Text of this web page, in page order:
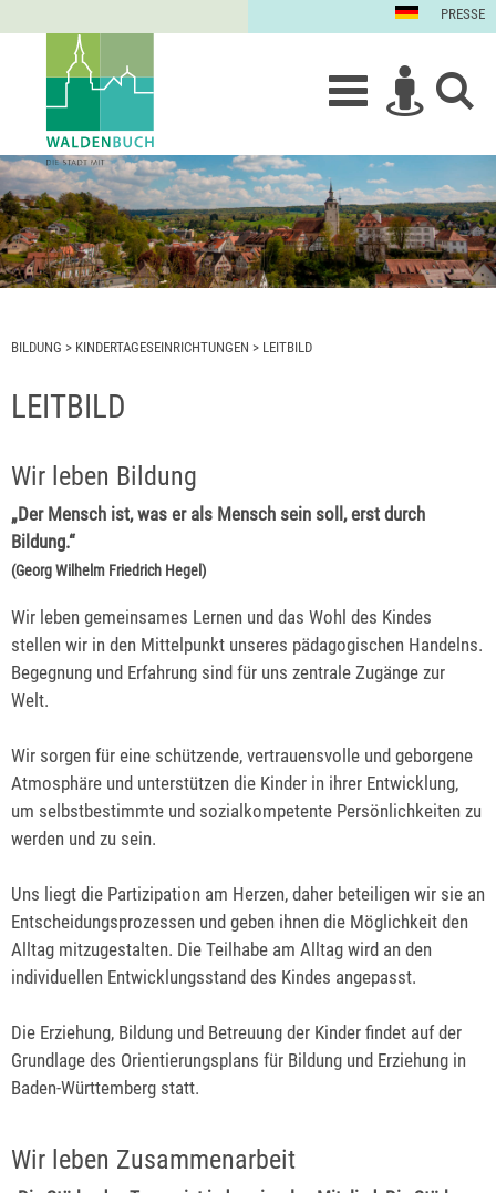
PRESSE
BILDUNG > KINDERTAGESEINRICHTUNGEN > LEITBILD
LEITBILD
Wir leben Bildung
„Der Mensch ist, was er als Mensch sein soll, erst durch
Bildung.“
(Georg Wilhelm Friedrich Hegel)
Wir leben gemeinsames Lernen und das Wohl des Kindes
stellen wir in den Mittelpunkt unseres pädagogischen Handelns.
Begegnung und Erfahrung sind für uns zentrale Zugänge zur
Welt.
Wir sorgen für eine schützende, vertrauensvolle und geborgene
Atmosphäre und unterstützen die Kinder in ihrer Entwicklung,
um selbstbestimmte und sozialkompetente Persönlichkeiten zu
werden und zu sein.
Uns liegt die Partizipation am Herzen, daher beteiligen wir sie an
Entscheidungsprozessen und geben ihnen die Möglichkeit den
Alltag mitzugestalten. Die Teilhabe am Alltag wird an den
individuellen Entwicklungsstand des Kindes angepasst.
Die Erziehung, Bildung und Betreuung der Kinder findet auf der
Grundlage des Orientierungsplans für Bildung und Erziehung in
Baden-Württemberg statt.
Wir leben Zusammenarbeit